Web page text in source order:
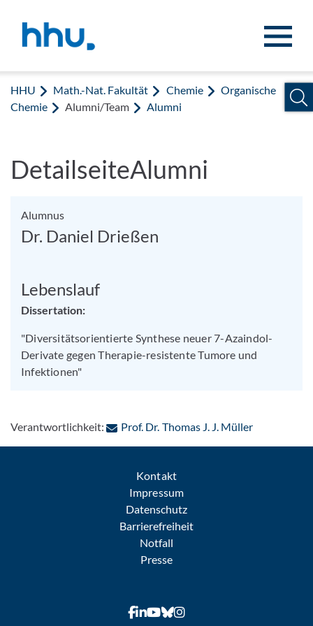
HHU Math.-Nat. Fakultät Chemie
Organische
Chemie
Alumni/Team Alumni
DetailseiteAlumni
Alumnus
Dr. Daniel Drießen
Lebenslauf
Dissertation:
"Diversitätsorientierte Synthese neuer 7-Azaindol-
Derivate gegen Therapie-resistente Tumore und
Infektionen"
Verantwortlichkeit: Prof. Dr. Thomas J. J. Müller: Per E-Mail
Kontakt
Impressum
Datenschutz
Barrierefreiheit
Notfall
Presse